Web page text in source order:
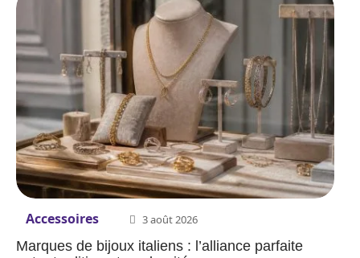
Accessoires 3 août 2026
Marques de bijoux italiens : l’alliance parfaite